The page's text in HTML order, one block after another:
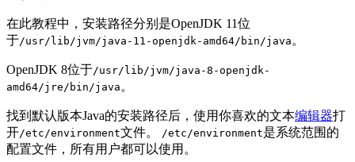
在此教程中，安装路径分别是OpenJDK 11位
于/usr/lib/jvm/java-11-openjdk-amd64/bin/java 。
OpenJDK 8位于/usr/lib/jvm/java-8-openjdk-
amd64/jre/bin/java 。
找到默认版本Java的安装路径后，使用你喜欢的文本编辑器打
开/etc/environment文件。 /etc/environment是系统范围的
配置文件，所有用户都可以使用。